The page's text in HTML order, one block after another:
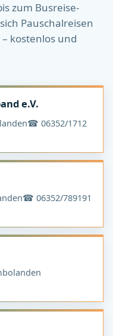
zum Busreise-
Pauschalreisen
kostenlos und
e.V.
☎ 06352/1712
☎ 06352/789191